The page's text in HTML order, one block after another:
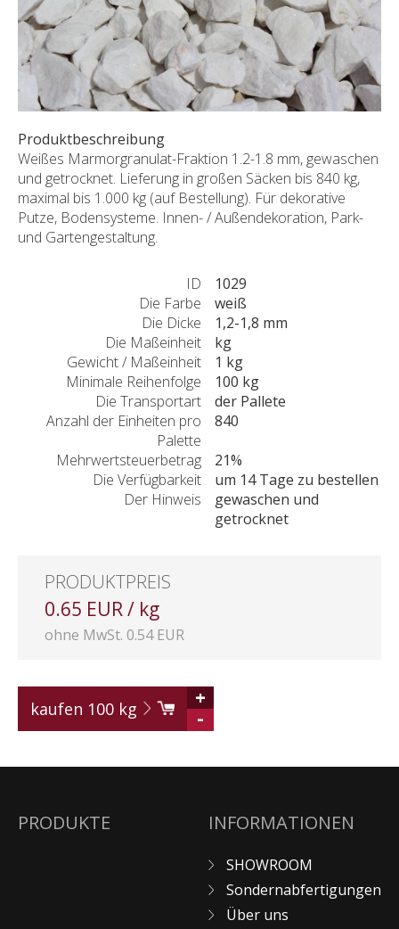
SONDERNABFERTIGUNGEN
ÜBER UNS
AKTUALITÄTEN
SHOWROOM
Produktbeschreibung
Weißes Marmorgranulat-Fraktion 1.2-1.8 mm, gewaschen
und getrocknet. Lieferung in großen Säcken bis 840 kg,
maximal bis 1.000 kg (auf Bestellung). Für dekorative
Putze, Bodensysteme. Innen- / Außendekoration, Park-
und Gartengestaltung.
ID
1029
Die Farbe
weiß
Die Dicke
1,2-1,8 mm
Die Maßeinheit
kg
Gewicht / Maßeinheit
1 kg
Minimale Reihenfolge
100 kg
Die Transportart
der Pallete
Anzahl der Einheiten pro
Palette
840
Mehrwertsteuerbetrag
21%
Die Verfügbarkeit
um 14 Tage zu bestellen
Der Hinweis
gewaschen und
getrocknet
PRODUKTPREIS
0.65 EUR / kg
ohne MwSt. 0.54 EUR
kaufen 100 kg
+
-
PRODUKTE INFORMATIONEN
SHOWROOM
Sondernabfertigungen
Über uns